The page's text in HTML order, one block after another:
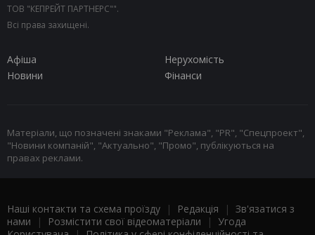
ТОВ "КЕПРЕЙТ ПАРТНЕРС"".
Всі права захищені.
Афіша
Нерухомість
Новини
Фінанси
Матеріали, що позначені знаками "Реклама", "PR", "Спецпроект",
"Новини компаній", "Актуально", "Промо", публікуються на
правах реклами.
Наші контакти та схема проїзду | Редакція | Зв'язатися з
нами | Розмістити свої відеоматеріали | Угода